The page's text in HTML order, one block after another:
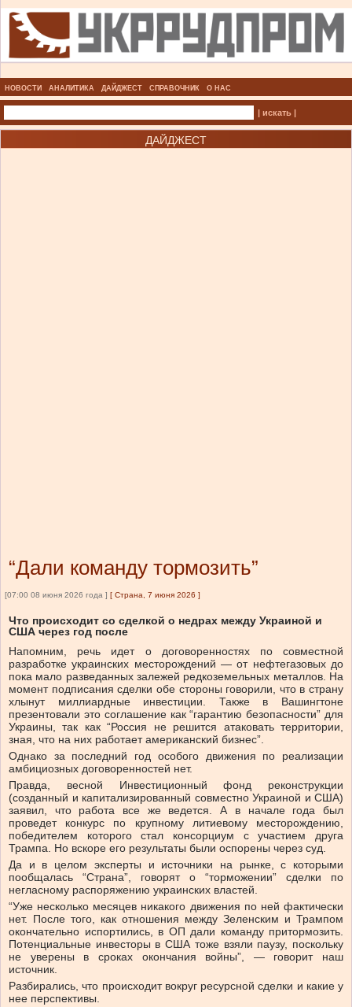
НОВОСТИ АНАЛИТИКА ДАЙДЖЕСТ СПРАВОЧНИК О НАС
| искать |
ДАЙДЖЕСТ
“Дали команду тормозить”
[07:00 08 июня 2026 года ] [ Страна, 7 июня 2026 ]
Что происходит со сделкой о недрах между Украиной и
США через год после
Напомним, речь идет о договоренностях по совместной
разработке украинских месторождений — от нефтегазовых до
пока мало разведанных залежей редкоземельных металлов. На
момент подписания сделки обе стороны говорили, что в страну
хлынут миллиардные инвестиции. Также в Вашингтоне
презентовали это соглашение как “гарантию безопасности” для
Украины, так как “Россия не решится атаковать территории,
зная, что на них работает американский бизнес”.
Однако за последний год особого движения по реализации
амбициозных договоренностей нет.
Правда, весной Инвестиционный фонд реконструкции
(созданный и капитализированный совместно Украиной и США)
заявил, что работа все же ведется. А в начале года был
проведет конкурс по крупному литиевому месторождению,
победителем которого стал консорциум с участием друга
Трампа. Но вскоре его результаты были оспорены через суд.
Да и в целом эксперты и источники на рынке, с которыми
пообщалась “Страна”, говорят о “торможении” сделки по
негласному распоряжению украинских властей.
“Уже несколько месяцев никакого движения по ней фактически
нет. После того, как отношения между Зеленским и Трампом
окончательно испортились, в ОП дали команду притормозить.
Потенциальные инвесторы в США тоже взяли паузу, поскольку
не уверены в сроках окончания войны”, — говорит наш
источник.
Разбирались, что происходит вокруг ресурсной сделки и какие у
нее перспективы.